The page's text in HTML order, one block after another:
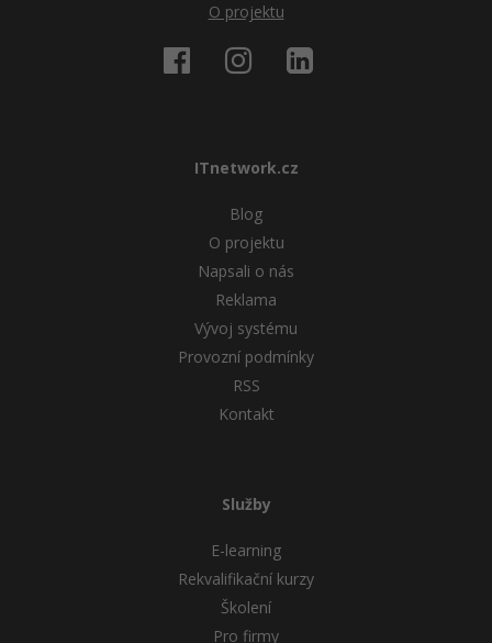
O projektu
ITnetwork.cz
Blog
O projektu
Napsali o nás
Reklama
Vývoj systému
Provozní podmínky
RSS
Kontakt
Služby
E-learning
Rekvalifikační kurzy
Školení
Pro firmy